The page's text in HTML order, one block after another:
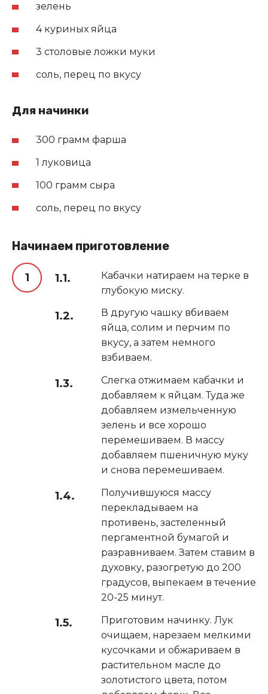
зелень
4 куриных яйца
3 столовые ложки муки
соль, перец по вкусу
Для начинки
300 грамм фарша
1 луковица
100 грамм сыра
соль, перец по вкусу
Начинаем приготовление
Кабачки натираем на терке в
глубокую миску.
В другую чашку вбиваем
яйца, солим и перчим по
вкусу, а затем немного
взбиваем.
Слегка отжимаем кабачки и
добавляем к яйцам. Туда же
добавляем измельченную
зелень и все хорошо
перемешиваем. В массу
добавляем пшеничную муку
и снова перемешиваем.
Получившуюся массу
перекладываем на
противень, застеленный
пергаментной бумагой и
разравниваем. Затем ставим в
духовку, разогретую до 200
градусов, выпекаем в течение
20-25 минут.
Приготовим начинку. Лук
очищаем, нарезаем мелкими
кусочками и обжариваем в
растительном масле до
золотистого цвета, потом